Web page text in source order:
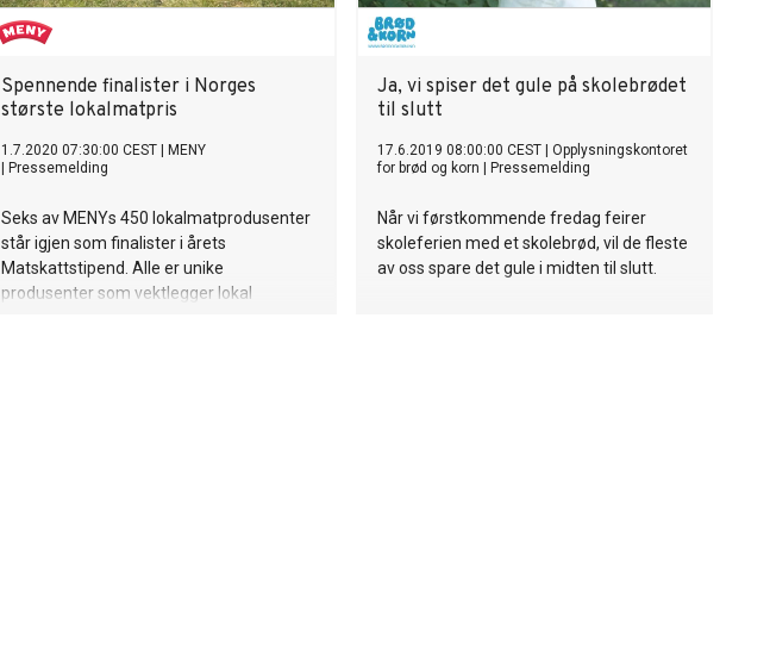
Spennende finalister i Norges
største lokalmatpris
1.7.2020 07:30:00 CEST
MENY
Pressemelding
Seks av MENYs 450 lokalmatprodusenter
står igjen som finalister i årets
Matskattstipend. Alle er unike
produsenter som vektlegger lokal
Ja, vi spiser det gule på skolebrødet
til slutt
17.6.2019 08:00:00 CEST
Opplysningskontoret
for brød og korn
Pressemelding
Når vi førstkommende fredag feirer
skoleferien med et skolebrød, vil de fleste
av oss spare det gule i midten til slutt.